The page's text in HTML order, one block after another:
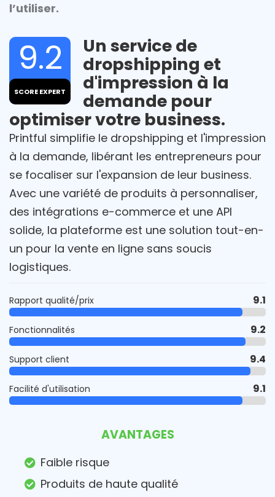
l’utiliser.
9.2
SCORE EXPERT
Un service de
dropshipping et
d'impression à la
demande pour
optimiser votre business.
Printful simplifie le dropshipping et l'impression
à la demande, libérant les entrepreneurs pour
se focaliser sur l'expansion de leur business.
Avec une variété de produits à personnaliser,
des intégrations e-commerce et une API
solide, la plateforme est une solution tout-en-
un pour la vente en ligne sans soucis
logistiques.
Rapport qualité/prix 9.1
Fonctionnalités 9.2
Support client 9.4
Facilité d'utilisation 9.1
AVANTAGES
Faible risque
Produits de haute qualité